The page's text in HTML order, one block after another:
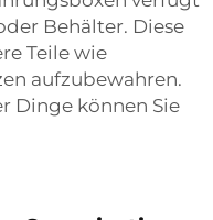
Behälter. Diese
Teile wie
aufzubewahren.
Dinge können Sie